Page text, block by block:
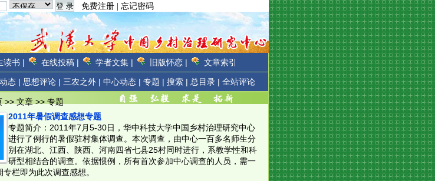
免费注册 忘记密码
读书 | 在线投稿 | 学者文集 | 旧版怀恋 | 文章索引
态 | 思想评论 | 三农之外 | 中心动态 | 专题 | 搜索 | 总目录 | 全站评论
>> 文章 >> 专题
2011年暑假调查感想专题
专题简介：2011年7月5-30日，华中科技大学中国乡村治理研究中心
进行了例行的暑假驻村集体调查。本次调查，由中心一百多名师生分
别在湖北、江西、陕西、河南四省七县25村同时进行，系教学性和科
研型相结合的调查。依据惯例，所有首次参加中心调查的人员，需一
栏即为此次调查感想。